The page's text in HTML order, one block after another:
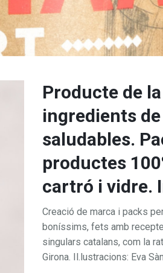
Producte de
ingredients
saludables.
productes
cartró i vidre.
Creació de marca i packs
boníssims, fets amb
singulars catalans, com la
Girona. Il.lustracions: Eva